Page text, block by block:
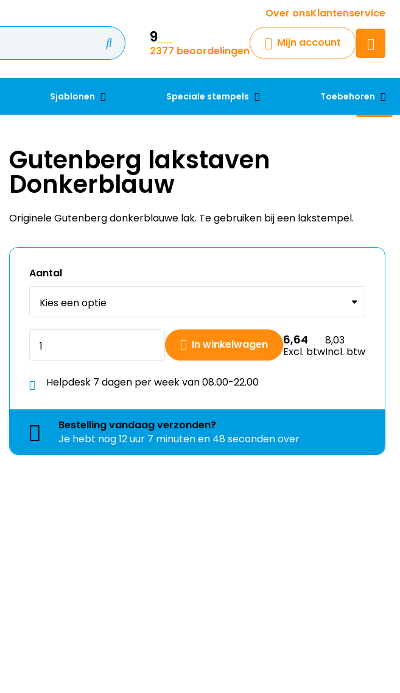
Over onsKlantenservice
9
2377 beoordelingen
Mijn account
Sjablonen Speciale stempels Toebehoren
Krijg een antwoord op uw vraag
Chatbot
Chat 24/7 met onze chatbot
Contact
Gutenberg lakstaven
Donkerblauw
Originele Gutenberg donkerblauwe lak. Te gebruiken bij een lakstempel.
Aantal
In winkelwagen 6,64
Excl. btw
8,03
Incl. btw
Helpdesk 7 dagen per week van 08.00-22.00
Bestellingvandaagverzonden?
Je hebt nog12 uur 7 minuten en 47 seconden over